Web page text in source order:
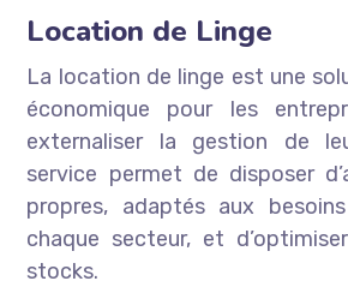
Location de Linge
La location de linge est une
économique pour les
externaliser la gestion de
service permet de disposer
propres, adaptés aux
chaque secteur, et
stocks.